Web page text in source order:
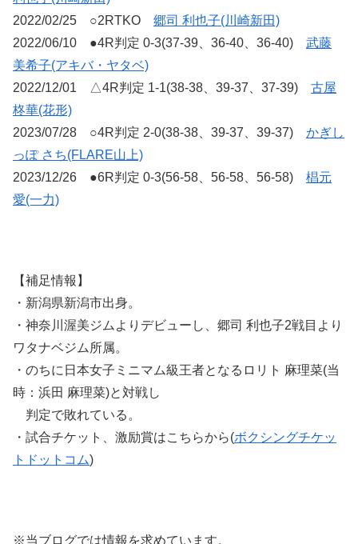
2022/02/25 ○2RTKO 郷司 利也子(川崎新田)
2022/06/10 ●4R判定 0-3(37-39、36-40、36-40) 武藤
美希子(アキバ・ヤタベ)
2022/12/01 △4R判定 1-1(38-38、39-37、37-39) 古屋
柊華(花形)
2023/07/28 ○4R判定 2-0(38-38、39-37、39-37) かぎし
っぽ さち(FLARE山上)
2023/12/26 ●6R判定 0-3(56-58、56-58、56-58) 椙元
愛(一力)
【補足情報】
・新潟県新潟市出身。
・神奈川渥美ジムよりデビューし、郷司 利也子2戦目より
ワタナベジム所属。
・のちに日本女子ミニマム級王者となるロリト 麻理菜(当
時：浜田 麻理菜)と対戦し
判定で敗れている。
・試合チケット、激励賞はこちらから(ボクシングチケッ
トドットコム)
※当ブログでは情報を求めています。